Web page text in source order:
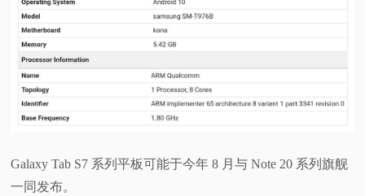
Galaxy Tab S7 系列平板可能于今年 8 月与 Note 20 系列旗舰
一同发布。